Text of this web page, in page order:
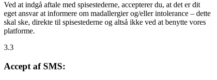
Ved at indgå aftale med spisestederne, accepterer du, at det er dit
eget ansvar at informere om madallergier og/eller intolerance – dette
skal ske, direkte til spisestederne og altså ikke ved at benytte vores
platforme.
3.3
Accept af SMS: